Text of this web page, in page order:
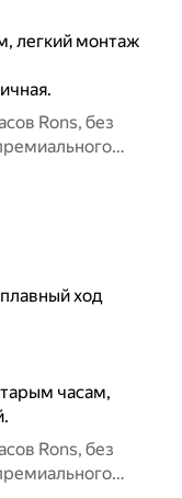
легкий монтаж
Rons, без
ход
часам,
Rons, без